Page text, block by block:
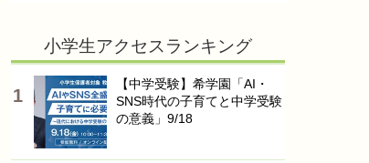
小学生アクセスランキング
【中学受験】希学園「AI・
SNS時代の子育てと中学受験
の意義」9/18